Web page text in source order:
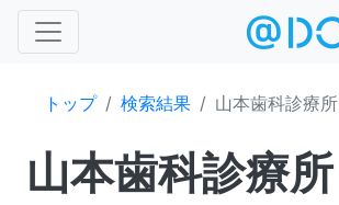
トップ 検索結果 山本歯科診療所
山本歯科診療所